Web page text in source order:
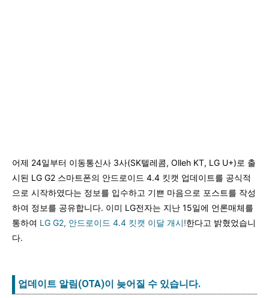
어제 24일부터 이동통신사 3사(SK텔레콤, Olleh KT, LG U+)로 출
시된 LG G2 스마트폰의 안드로이드 4.4 킷캣 업데이트를 공식적
으로 시작하였다는 정보를 입수하고 기쁜 마음으로 포스트를 작성
하여 정보를 공유합니다. 이미 LG전자는 지난 15일에 언론매체를
통하여 LG G2, 안드로이드 4.4 킷캣 이달 개시!한다고 밝혔었습니
다.
업데이트 알림(OTA)이 늦어질 수 있습니다.